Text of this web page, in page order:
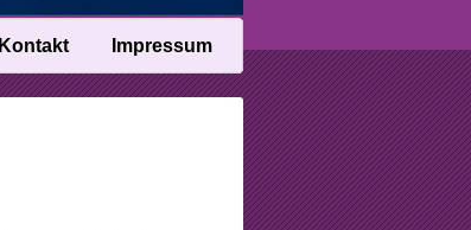
Kontakt Impressum